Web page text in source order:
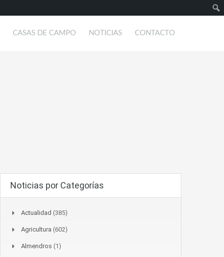
CASAS DE CAMPO NOTICIAS CONTACTO
Noticias por Categorías
Actualidad (385)
Agricultura (602)
Almendros (1)